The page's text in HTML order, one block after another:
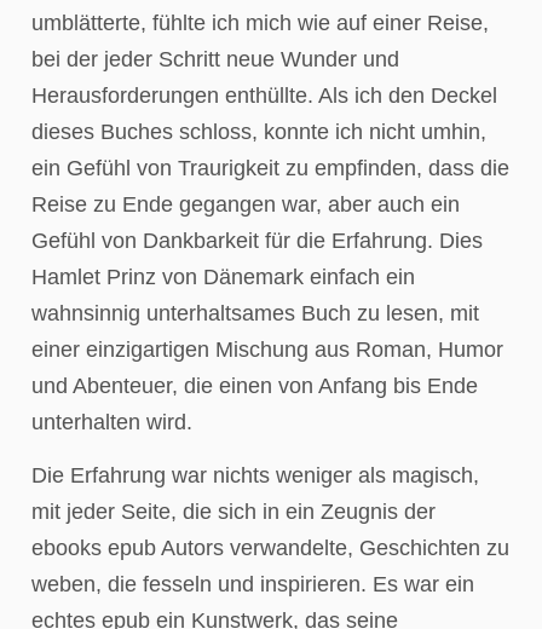
umblätterte, fühlte ich mich wie auf einer Reise,
bei der jeder Schritt neue Wunder und
Herausforderungen enthüllte. Als ich den Deckel
dieses Buches schloss, konnte ich nicht umhin,
ein Gefühl von Traurigkeit zu empfinden, dass die
Reise zu Ende gegangen war, aber auch ein
Gefühl von Dankbarkeit für die Erfahrung. Dies
Hamlet Prinz von Dänemark einfach ein
wahnsinnig unterhaltsames Buch zu lesen, mit
einer einzigartigen Mischung aus Roman, Humor
und Abenteuer, die einen von Anfang bis Ende
unterhalten wird.
Die Erfahrung war nichts weniger als magisch,
mit jeder Seite, die sich in ein Zeugnis der
ebooks epub Autors verwandelte, Geschichten zu
weben, die fesseln und inspirieren. Es war ein
echtes epub ein Kunstwerk, das seine